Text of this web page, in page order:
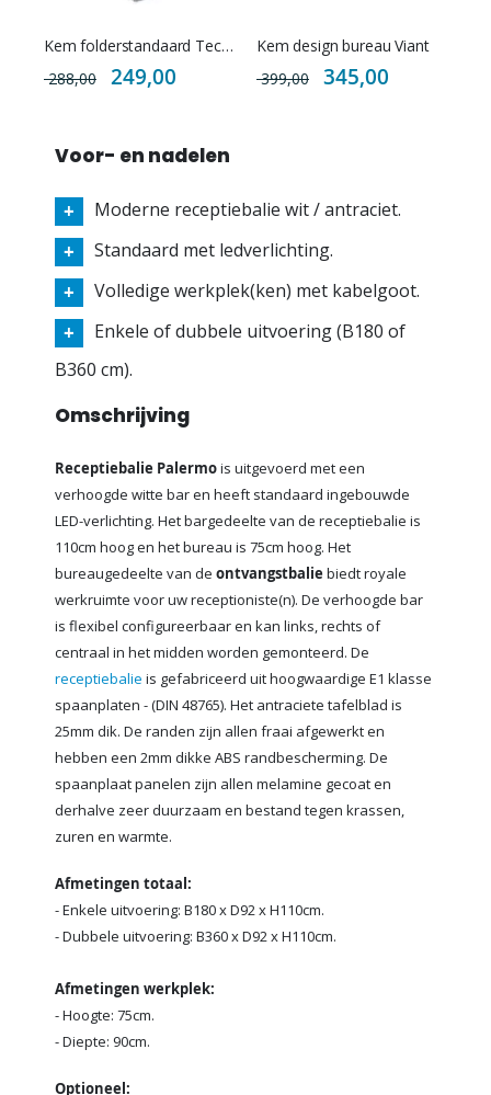
Kem folderstandaard Tec-Art inklapbaar
288,00
Special
Price
249,00
Kem design bureau Viant
399,00
Special
Price
345,00
Voor- en nadelen
Moderne receptiebalie wit / antraciet.
Standaard met ledverlichting.
Volledige werkplek(ken) met kabelgoot.
Enkele of dubbele uitvoering (B180 of
B360 cm).
Omschrijving
Receptiebalie Palermois uitgevoerd met een
verhoogde witte bar en heeft standaard ingebouwde
LED-verlichting. Het bargedeelte van de receptiebalie is
110cm hoog en het bureau is 75cm hoog. Het
bureaugedeelte van de ontvangstbalie biedt royale
werkruimte voor uw receptioniste(n). De verhoogde bar
is flexibel configureerbaar en kan links, rechts of
centraal in het midden worden gemonteerd. De
receptiebalie is gefabriceerd uit hoogwaardige E1 klasse
spaanplaten - (DIN 48765). Het antraciete tafelblad is
25mm dik. De randen zijn allen fraai afgewerkt en
hebben een 2mm dikke ABS randbescherming. De
spaanplaat panelen zijn allen melamine gecoat en
derhalve zeer duurzaam en bestand tegen krassen,
zuren en warmte.
Afmetingen totaal:
- Enkele uitvoering: B180 x D92 x H110cm.
- Dubbele uitvoering: B360 x D92 x H110cm.
Afmetingen werkplek:
- Hoogte: 75cm.
- Diepte: 90cm.
Optioneel: